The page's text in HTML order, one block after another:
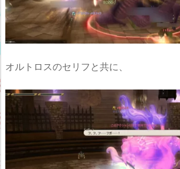
オルトロスのセリフと共に、